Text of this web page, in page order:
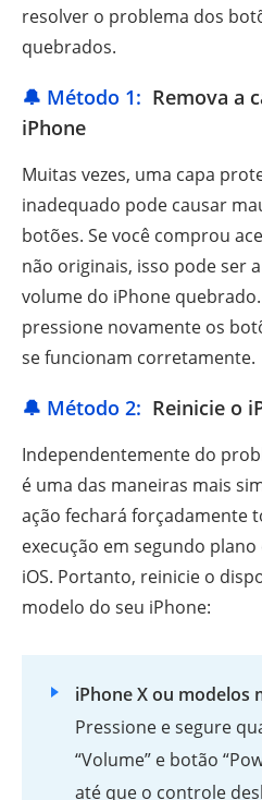
resolver o problema dos
quebrados.
🔔 Método 1: Remova a
iPhone
Muitas vezes, uma capa
inadequado pode causar
botões. Se você comprou
não originais, isso pode ser
volume do iPhone
pressione novamente os
se funcionam corretamente.
🔔 Método 2: Reinicie o
Independentemente do
é uma das maneiras mais
ação fechará forçadamente
execução em segundo
iOS. Portanto, reinicie o
modelo do seu iPhone:
iPhone X ou modelos
Pressione e segure
“Volume” e botão
até que o controle